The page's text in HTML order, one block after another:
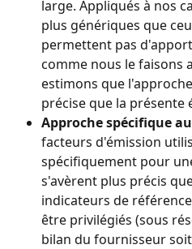
large. Appliqués à nos
plus génériques que
permettent pas
comme nous le faisons
estimons que
précise que la présente
Approche spécifique
facteurs d'émission
spécifiquement pour
s'avèrent plus précis
indicateurs de
être privilégiés (sous
bilan du fournisseur